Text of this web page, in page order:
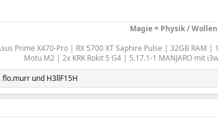
Magie = Physik / Wollen
Prime X470-Pro | RX 5700 XT Saphire Pulse | 32GB RAM
Motu M2 | 2x KRK Rokit 5 G4 | 5.17.1-1 MANJARO mit
,flo.murr und H3llF15H